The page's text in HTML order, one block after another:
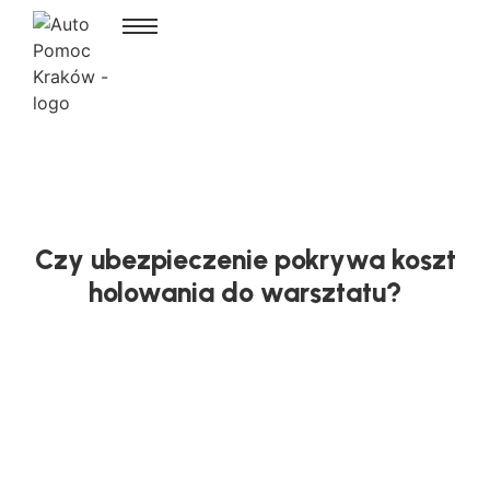
Czy ubezpieczenie pokrywa koszt
holowania do warsztatu?